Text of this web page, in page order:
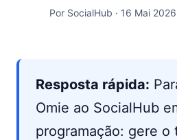
Por SocialHub · 16 Mai
Resposta rápida:
Omie ao SocialHub
programação: gere o